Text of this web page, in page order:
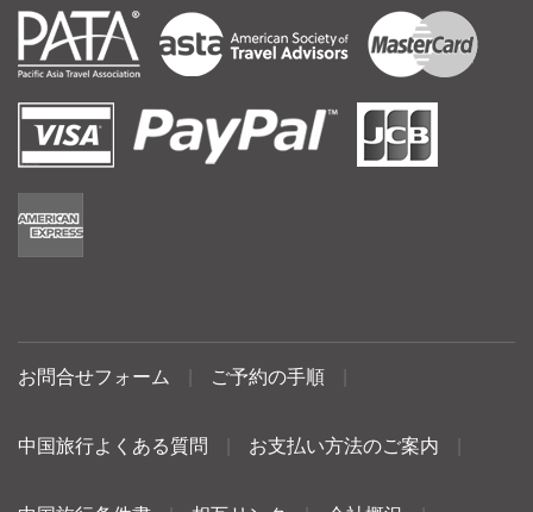
お問合せフォーム ご予約の手順
中国旅行よくある質問 お支払い方法のご案内